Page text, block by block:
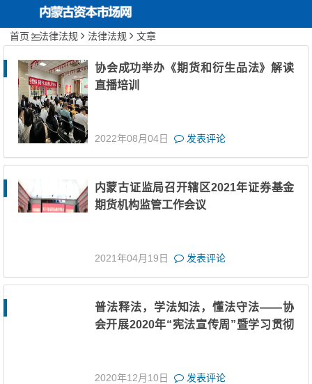
内蒙古资本市场网 首页 关于协会
投资者保护
行业文化建设
期货服务实体经济
首页 法律法规 法律法规 文章
协会成功举办《期货和衍生品法》解读
直播培训
2022年08月04日 发表评论
内蒙古证监局召开辖区2021年证券基金
期货机构监管工作会议
2021年04月19日 发表评论
普法释法，学法知法，懂法守法——协
会开展2020年“宪法宣传周”暨学习贯彻
2020年12月10日 发表评论